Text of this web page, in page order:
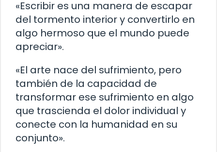
«Escribir es una manera de escapar
del tormento interior y convertirlo en
algo hermoso que el mundo puede
apreciar».
«El arte nace del sufrimiento, pero
también de la capacidad de
transformar ese sufrimiento en algo
que trascienda el dolor individual y
conecte con la humanidad en su
conjunto».